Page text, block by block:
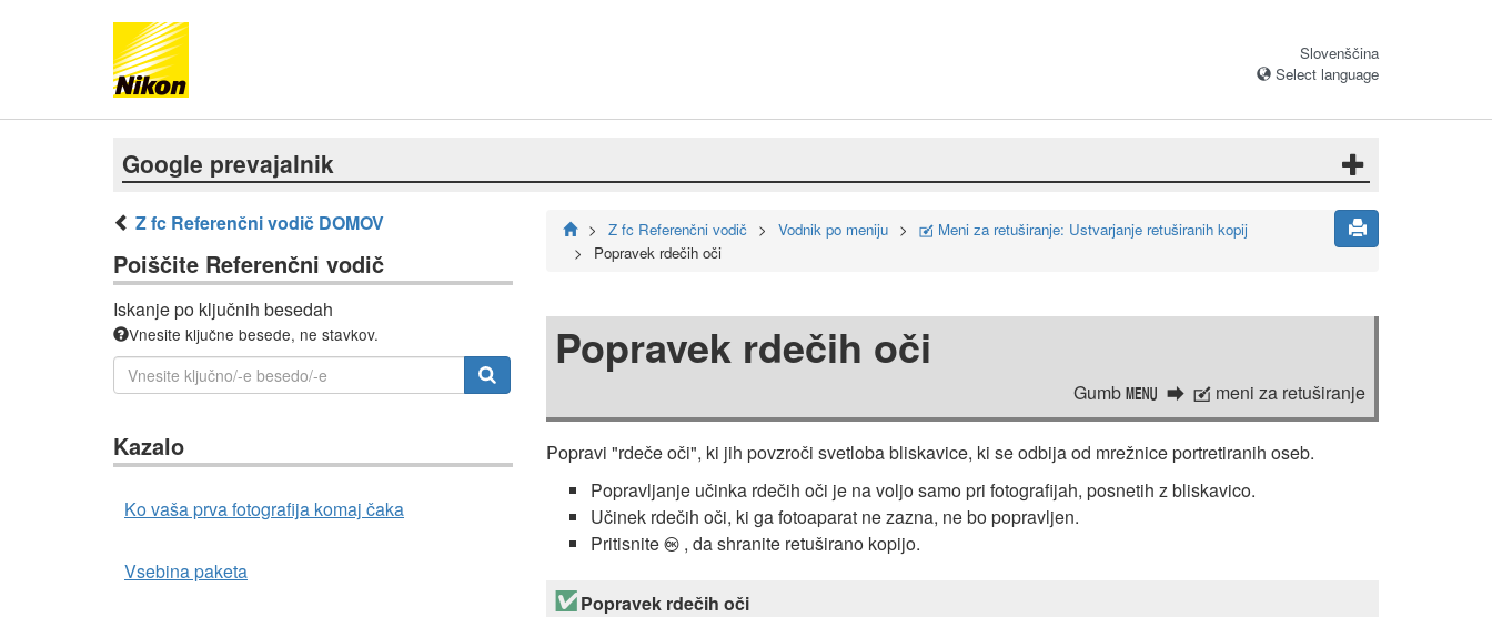
Slovenščina
Select language
Google prevajalnik
Z fc Referenčni vodič DOMOV
Poiščite Referenčni vodič
Iskanje po ključnih besedah
Vnesite ključne besede, ne stavkov.
Kazalo
Ko vaša prva fotografija komaj čaka
Vsebina paketa
Z fc Referenčni vodič Vodnik po meniju N Meni za retuširanje: Ustvarjanje retuširanih kopij
Popravek rdečih oči
Popravek rdečih oči
Gumb G N meni za retuširanje
Popravi "rdeče oči", ki jih povzroči svetloba bliskavice, ki se odbija od mrežnice portretiranih oseb.
Popravljanje učinka rdečih oči je na voljo samo pri fotografijah, posnetih z bliskavico.
Učinek rdečih oči, ki ga fotoaparat ne zazna, ne bo popravljen.
Pritisnite J , da shranite retuširano kopijo.
Popravek rdečih oči